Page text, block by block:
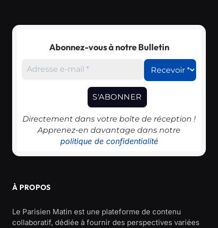
Abonnez-vous à notre Bulletin
Directement dans votre boîte de réception !
Apprenez-en davantage dans notre
politique de confidentialité
À PROPOS
Le Parisien Matin est une plateforme de contenu
collaboratif, dédiée à fournir des perspectives variées